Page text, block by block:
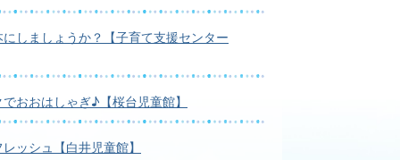
しましょうか？【子育て支援センター
おおはしゃぎ♪【桜台児童館】
ッシュ【白井児童館】